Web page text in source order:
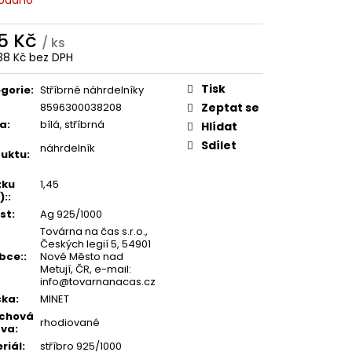
Kč / ks
Kč bez DPH
: Stříbrné náhrdelníky
8596300038208
:
bílá, stříbrná
:
náhrdelník
:
1,45
: Ag 925/1000
:
Továrna na čas s.r.o.,
Českých legií 5, 54901
Nové Město nad
Metují, ČR, e-mail:
info@tovarnanacas.cz
:
MINET
:
rhodiované
:
stříbro 925/1000
Tisk
Zeptat se
Hlídat
Sdílet